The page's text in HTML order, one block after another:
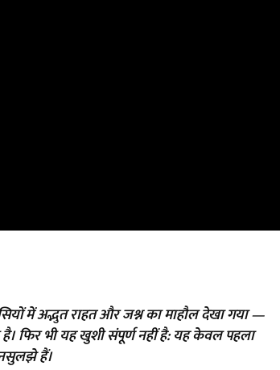
में अद्भुत राहत और जश्न का माहौल देखा गया—
फिर भी यह खुशी संपूर्ण नहीं है: यह केवल पहला
हैं।